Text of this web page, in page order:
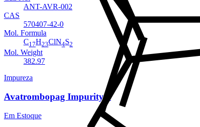
ANT-AVR-002
CAS
570407-42-0
Mol. Formula
C17H23ClN4S2
Mol. Weight
382.97
Impureza
Avatrombopag Impurity 5
Em Estoque